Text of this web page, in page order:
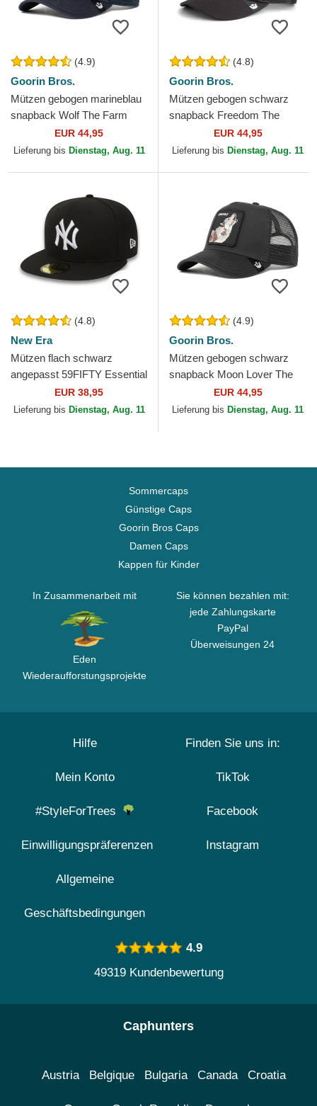
(4.9)
Goorin Bros.
Mützen gebogen marineblau
snapback Wolf The Farm
Goorin Bros.EUR 44,95
Lieferung bis Dienstag, Aug. 11
(4.8)
Goorin Bros.
Mützen gebogen schwarz
snapback Freedom The
Farm Goorin Bros.
EUR 44,95
Lieferung bis Dienstag, Aug. 11
(4.8)
New Era
Mützen flach schwarz
angepasst 59FIFTY Essential
der New York Yankees MLB
von New Era
EUR 38,95
Lieferung bis Dienstag, Aug. 11
(4.9)
Goorin Bros.
Mützen gebogen schwarz
snapback Moon Lover The
Farm Goorin Bros.
EUR 44,95
Lieferung bis Dienstag, Aug. 11
Sommercaps
Günstige Caps
Goorin Bros Caps
Damen Caps
Kappen für Kinder
In Zusammenarbeit mit
Eden
Wiederaufforstungsprojekte
Sie können bezahlen mit:
jede Zahlungskarte
PayPal
Überweisungen 24
Hilfe
Mein Konto
#StyleForTrees
Einwilligungspräferenzen
Allgemeine
Geschäftsbedingungen
Finden Sie uns in:
TikTok
Facebook
Instagram
4.9
49319 Kundenbewertung
Caphunters
Austria Belgique Bulgaria Canada Croatia